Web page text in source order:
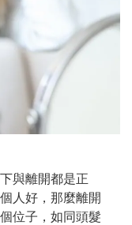
與離開都是正
人好，那麼離開
位子，如同頭髮